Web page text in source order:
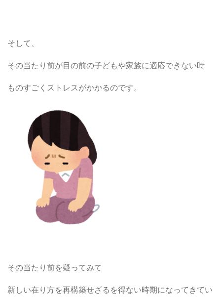
そして、
その当たり前が目の前の子どもや家族に適応できない時
ものすごくストレスがかかるのです。
その当たり前を疑ってみて
新しい在り方を再構築せざるを得ない時期になってきてい